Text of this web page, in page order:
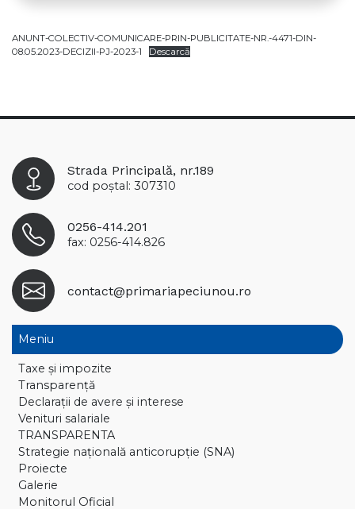
ANUNT-COLECTIV-COMUNICARE-PRIN-PUBLICITATE-NR.-4471-DIN-
08.05.2023-DECIZII-PJ-2023-1
Descarcă
Strada Principală, nr.189
cod poștal: 307310
0256-414.201
fax: 0256-414.826
contact@primariapeciunou.ro
Meniu
Taxe și impozite
Transparență
Declaraţii de avere și interese
Venituri salariale
TRANSPARENTA
Strategie națională anticorupție (SNA)
Proiecte
Galerie
Monitorul Oficial